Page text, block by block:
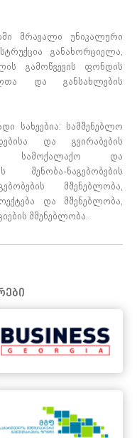
მრავალი უნიკალური
განახორციელა,
გამოწვევის ფონდის
და განსახლების
სახეებია: სამშენებლო
და გვირაბების
სამოქალაქო და
შენობა-ნაგებობების
მშენებლობა,
და მშენებლობა,
მშენებლობა.